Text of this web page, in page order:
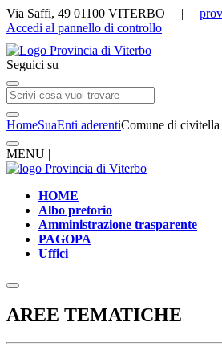
Via Saffi, 49 01100 VITERBO |
Accedi al pannello di controllo
Seguici su
HomeSuaEnti aderentiComune di civitella
MENU |
HOME
Albo pretorio
Amministrazione trasparente
PAGOPA
Uffici
AREE TEMATICHE